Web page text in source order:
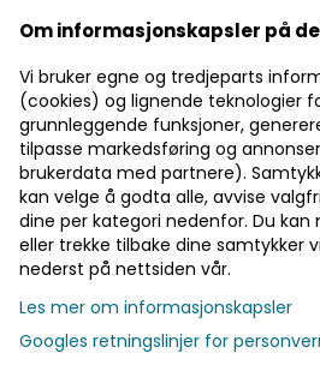
Bli medlem - få gratis
Informasjon
Skye & Everest papirhatter til
hatter i pakken.
Skye & Everest papirhatter til
hatter i pakken.
På lager
Om informasjonskapsler på
Vi bruker egne og tredjeparts
(cookies) og lignende teknologier
grunnleggende funksjoner,
tilpasse markedsføring og
brukerdata med partnere).
kan velge å godta alle, avvise
dine per kategori nedenfor. Du kan
eller trekke tilbake dine samtykker
nederst på nettsiden vår.
Les mer om informasjonskapsler
Googles retningslinjer for